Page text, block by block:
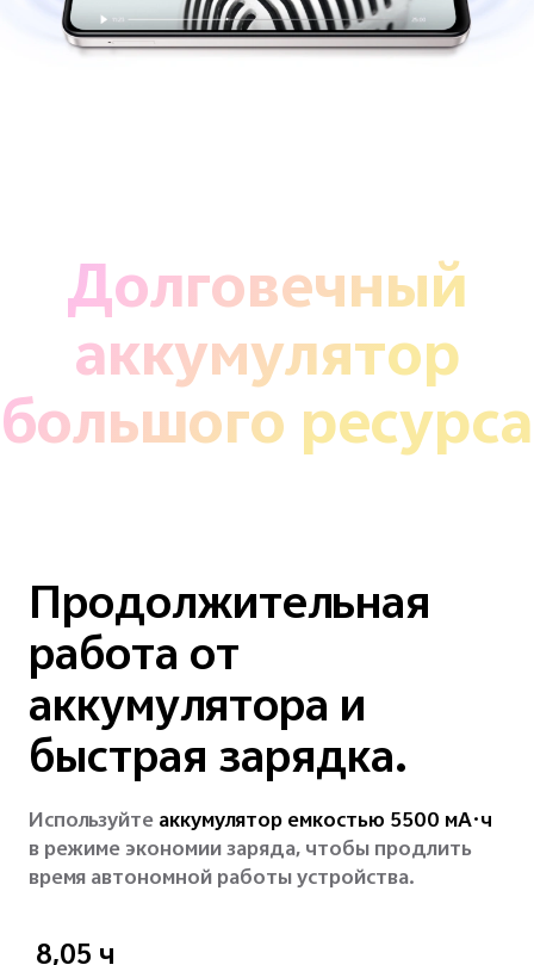
Долговечный
аккумулятор
большого ресурса
Продолжительная
работа от
аккумулятора и
быстрая зарядка.
Используйтеаккумулятор емкостью 5500 мА·ч
в режиме экономии заряда, чтобы продлить
время автономной работы устройства.